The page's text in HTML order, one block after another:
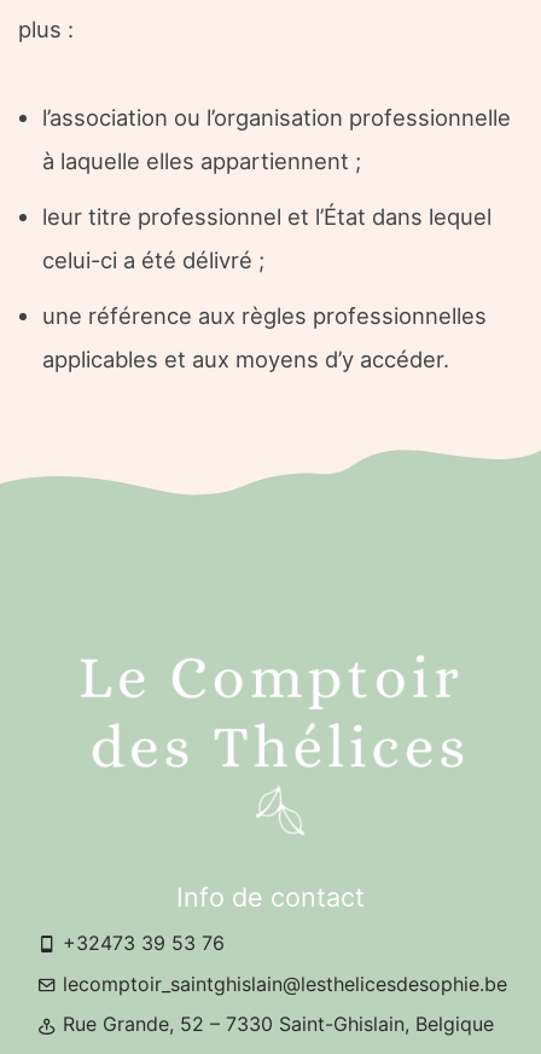
plus :
l’association ou l’organisation professionnelle
à laquelle elles appartiennent ;
leur titre professionnel et l’État dans lequel
celui-ci a été délivré ;
une référence aux règles professionnelles
applicables et aux moyens d’y accéder.
Info de contact
+32473 39 53 76
lecomptoir_saintghislain@lesthelicesdesophie.be
Rue Grande, 52 – 7330 Saint-Ghislain, Belgique